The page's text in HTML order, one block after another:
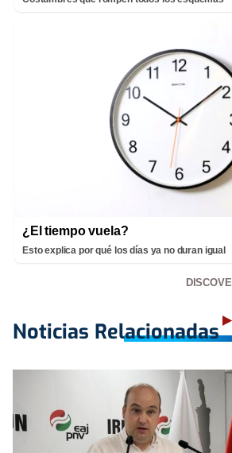
¿El tiempo vuela?
Esto explica por qué los días ya no duran igual
Noticias Relacionadas